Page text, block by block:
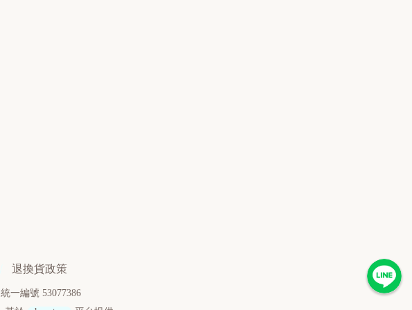
退換貨政策
統一編號 53077386